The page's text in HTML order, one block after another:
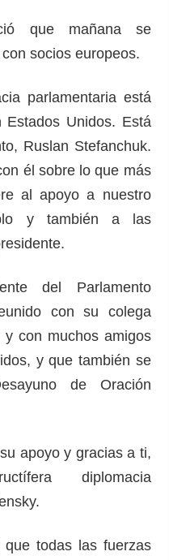
que mañana se
socios europeos.
parlamentaria está
Estados Unidos. Está
Ruslan Stefanchuk.
él sobre lo que más
al apoyo a nuestro
y también a las
del Parlamento
con su colega
y con muchos amigos
y que también se
de Oración
apoyo y gracias a ti,
diplomacia
todas las fuerzas